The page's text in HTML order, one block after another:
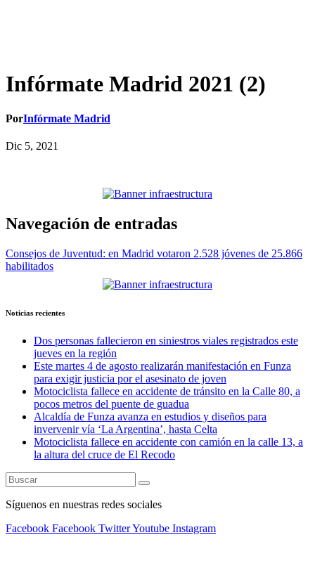
Infórmate Madrid 2021 (2)
PorInfórmate Madrid
Dic 5, 2021
Navegación de entradas
Consejos de Juventud: en Madrid votaron 2.528 jóvenes de 25.866
habilitados
Noticias recientes
Dos personas fallecieron en siniestros viales registrados este
jueves en la región
Este martes 4 de agosto realizarán manifestación en Funza
para exigir justicia por el asesinato de joven
Motociclista fallece en accidente de tránsito en la Calle 80, a
pocos metros del puente de guadua
Alcaldía de Funza avanza en estudios y diseños para
invervenir vía ‘La Argentina’, hasta Celta
Motociclista fallece en accidente con camión en la calle 13, a
la altura del cruce de El Recodo
Síguenos en nuestras redes sociales
Facebook Facebook TwitterYoutube Instagram